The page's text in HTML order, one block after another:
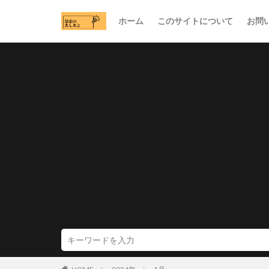
ホーム このサイトについて お問